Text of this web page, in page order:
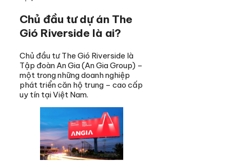
Chủ đầu tư dự án The
Gió Riverside là ai?
Chủ đầu tư The Gió Riverside là
Tập đoàn An Gia (An Gia Group) –
một trong những doanh nghiệp
phát triển căn hộ trung – cao cấp
uy tín tại Việt Nam.